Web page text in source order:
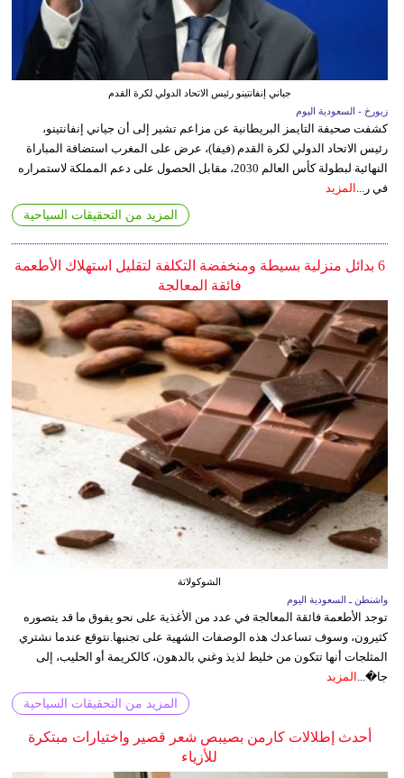
جياني إنفانتينو رئيس الاتحاد الدولي لكرة القدم
زيورخ - السعودية اليوم
كشفت صحيفة التايمز البريطانية عن مزاعم تشير إلى أن جياني إنفانتينو،
رئيس الاتحاد الدولي لكرة القدم (فيفا)، عرض على المغرب استضافة المباراة
النهائية لبطولة كأس العالم 2030، مقابل الحصول على دعم المملكة لاستمراره
في ر...
المزيد
المزيد من التحقيقات السياحية
6 بدائل منزلية بسيطة ومنخفضة التكلفة لتقليل استهلاك الأطعمة
فائقة المعالجة
الشوكولاتة
واشنطن ـ السعودية اليوم
توجد الأطعمة فائقة المعالجة في عدد من الأغذية على نحو يفوق ما قد يتصوره
كثيرون، وسوف تساعدك هذه الوصفات الشهية على تجنبها.نتوقع عندما نشتري
المثلجات أنها تتكون من خليط لذيذ وغني بالدهون، كالكريمة أو الحليب، إلى
جا�... المزيد
المزيد من التحقيقات السياحية
أحدث إطلالات كارمن بصيبص شعر قصير واختيارات مبتكرة
للأزياء